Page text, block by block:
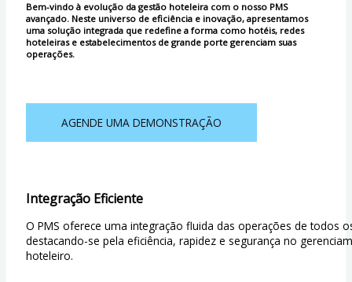
Bem-vindo à evolução da gestão hoteleira com o nosso PMS
avançado. Neste universo de eficiência e inovação, apresentamos
uma solução integrada que redefine a forma como hotéis, redes
hoteleiras e estabelecimentos de grande porte gerenciam suas
operações.
AGENDE UMA DEMONSTRAÇÃO
Integração Eficiente
O PMS oferece uma integração fluida das operações de todos
destacando-se pela eficiência, rapidez e segurança no
hoteleiro.